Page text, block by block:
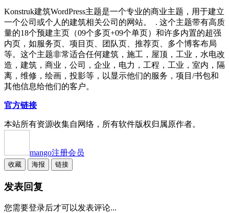
Konstruk建筑WordPress主题是一个专业的商业主题，用于建立
一个公司或个人的建筑相关公司的网站。 . 这个主题带有高质
量的18个预建主页（09个多页+09个单页）和许多内置的超强
内页，如服务页、项目页、团队页、推荐页、多个博客布局
等。这个主题非常适合任何建筑，施工，屋顶，工业，水电改
造，建筑，商业，公司，企业，电力，工程，工业，室内，隔
离，维修，绘画，投影等，以显示他们的服务，项目/书包和
其他信息给他们的客户。
官方链接
本站所有资源收集自网络，所有软件版权归属原作者。
mango注册会员
收藏 海报 链接
发表回复
您需要登录后才可以发表评论...